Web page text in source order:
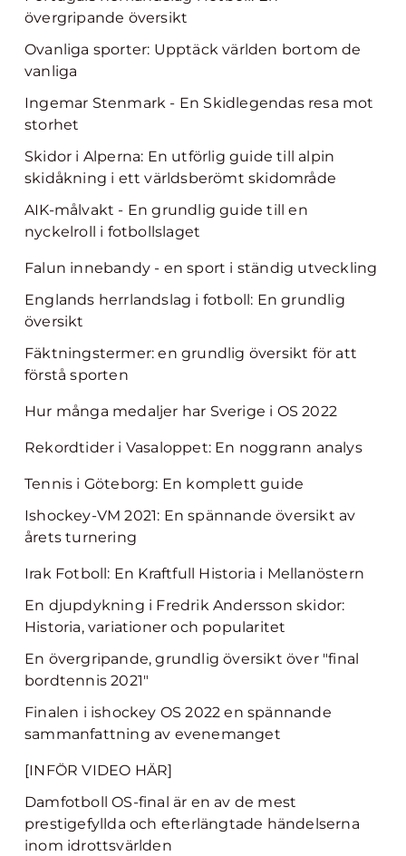
övergripande översikt
Ovanliga sporter: Upptäck världen bortom de
vanliga
Ingemar Stenmark - En Skidlegendas resa mot
storhet
Skidor i Alperna: En utförlig guide till alpin
skidåkning i ett världsberömt skidområde
AIK-målvakt - En grundlig guide till en
nyckelroll i fotbollslaget
Falun innebandy - en sport i ständig utveckling
Englands herrlandslag i fotboll: En grundlig
översikt
Fäktningstermer: en grundlig översikt för att
förstå sporten
Hur många medaljer har Sverige i OS 2022
Rekordtider i Vasaloppet: En noggrann analys
Tennis i Göteborg: En komplett guide
Ishockey-VM 2021: En spännande översikt av
årets turnering
Irak Fotboll: En Kraftfull Historia i Mellanöstern
En djupdykning i Fredrik Andersson skidor:
Historia, variationer och popularitet
En övergripande, grundlig översikt över "final
bordtennis 2021"
Finalen i ishockey OS 2022 en spännande
sammanfattning av evenemanget
[INFÖR VIDEO HÄR]
Damfotboll OS-final är en av de mest
prestigefyllda och efterlängtade händelserna
inom idrottsvärlden